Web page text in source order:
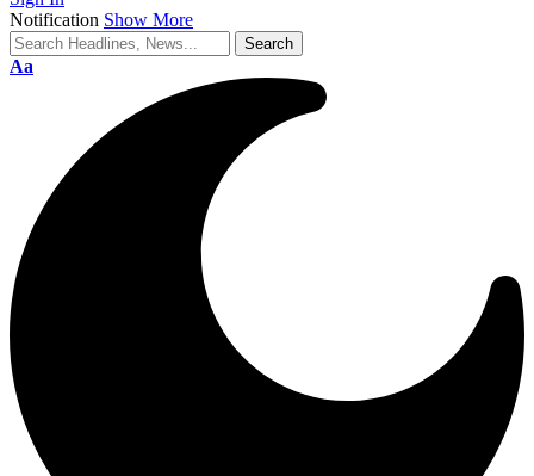
Notification Show More
Font
Aa